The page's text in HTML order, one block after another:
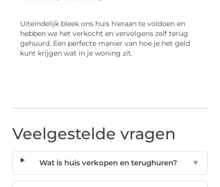
Uiteindelijk bleek ons huis hieraan te voldoen en
hebben we het verkocht en vervolgens zelf terug
gehuurd. Een perfecte manier van hoe je het geld
kunt krijgen wat in je woning zit.
Veelgestelde vragen
Wat is huis verkopen en terughuren? ▼